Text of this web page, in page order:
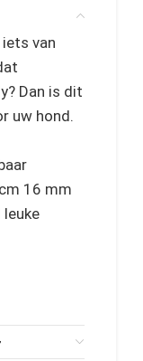
van
Dan is dit
uw hond.
16 mm
leuke